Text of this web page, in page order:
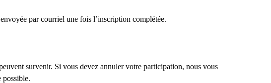
par courriel une fois l’inscription complétée.
survenir. Si vous devez annuler votre participation, nous vous
possible.